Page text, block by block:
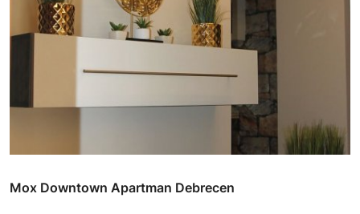
Mox Downtown Apartman Debrecen